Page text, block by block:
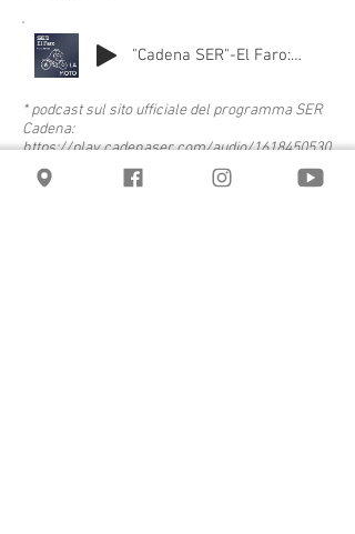
"Cadena SER"-El Faro: "La moto"
* podcast sul sito ufficiale del programma SER
Cadena:
https://play.cadenaser.com/audio/1618450530
034/